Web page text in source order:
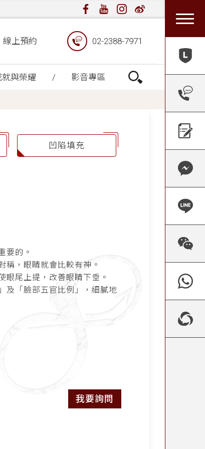
線上預約 02-2388-7971
與榮耀 影音專區
凹陷填充
要的。
稱，眼睛就會比較有神。
眼尾上提，改善眼睛下垂。
及「臉部五官比例」，細膩地
我要詢問